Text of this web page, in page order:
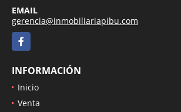
EMAIL
gerencia@inmobiliariapibu.com
Facebook
INFORMACIÓN
Inicio
Venta